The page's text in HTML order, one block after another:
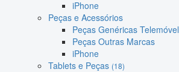
iPhone
Peças e Acessórios
Peças Genéricas Telemóvel
Peças Outras Marcas
iPhone
Tablets e Peças (18)